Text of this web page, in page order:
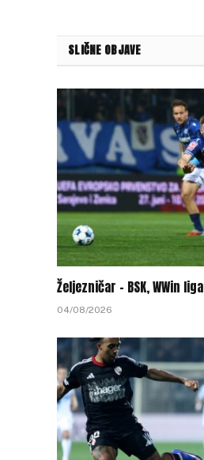
SLIČNE OBJAVE
Željezničar – BSK, WWin
04/08/2026